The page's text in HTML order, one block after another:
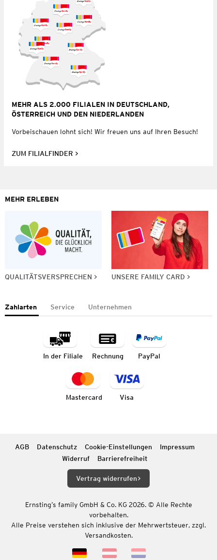
MEHR ALS 2.000 FILIALEN IN DEUTSCHLAND,
ÖSTERREICH UND DEN NIEDERLANDEN
Vorbeischauen lohnt sich! Wir freuen uns auf Ihren Besuch!
ZUM FILIALFINDER
MEHR ERLEBEN
QUALITÄTSVERSPRECHEN UNSERE FAMILY CARD
Zahlarten Service Unternehmen
In der Filiale Rechnung PayPal
Mastercard Visa
AGB Datenschutz Cookie-Einstellungen
Impressum
Widerruf
Barrierefreiheit
Vertrag widerrufen
Ernsting’s family GmbH & Co. KG 2026. © Alle Rechte
vorbehalten.
Alle Preise verstehen sich inklusive der Mehrwertsteuer, zzgl.
Versandkosten.